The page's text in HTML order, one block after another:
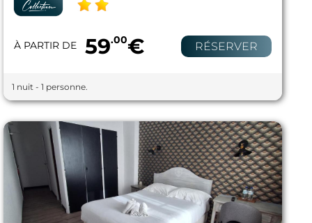
À PARTIR DE 59.00€ RÉSERVER
1 nuit - 1 personne.